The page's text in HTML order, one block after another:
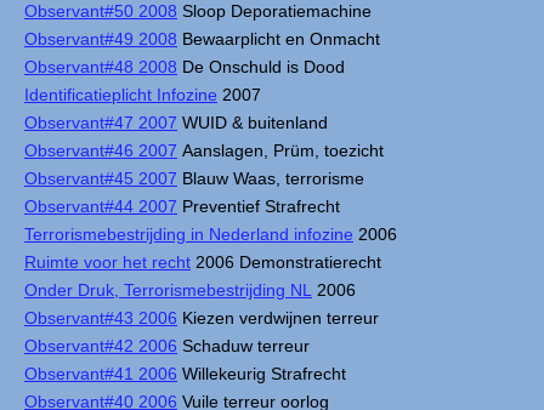
Observant#50 2008 Sloop Deporatiemachine
Observant#49 2008 Bewaarplicht en Onmacht
Observant#48 2008 De Onschuld is Dood
Identificatieplicht Infozine 2007
Observant#47 2007 WUID & buitenland
Observant#46 2007 Aanslagen, Prüm, toezicht
Observant#45 2007 Blauw Waas, terrorisme
Observant#44 2007 Preventief Strafrecht
Terrorismebestrijding in Nederland infozine 2006
Ruimte voor het recht 2006 Demonstratierecht
Onder Druk, Terrorismebestrijding NL
2006
Observant#43 2006 Kiezen verdwijnen terreur
Observant#42 2006 Schaduw terreur
Observant#41 2006 Willekeurig Strafrecht
Observant#40 2006 Vuile terreur oorlog